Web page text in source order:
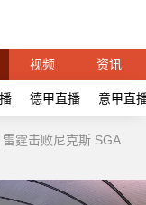
视频 资讯
德甲直播 意甲直
霆击败尼克斯 SGA